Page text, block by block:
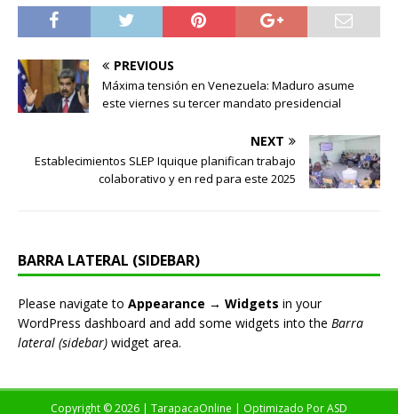
PREVIOUS
Máxima tensión en Venezuela: Maduro asume
este viernes su tercer mandato presidencial
NEXT
Establecimientos SLEP Iquique planifican trabajo
colaborativo y en red para este 2025
BARRA LATERAL (SIDEBAR)
Please navigate to Appearance → Widgets in your
WordPress dashboard and add some widgets into the Barra
lateral (sidebar) widget area.
Copyright © 2026 | TarapacaOnline | Optimizado PorASD